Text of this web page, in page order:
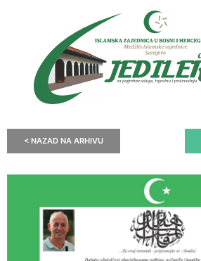
< NAZAD NA ARHIVU